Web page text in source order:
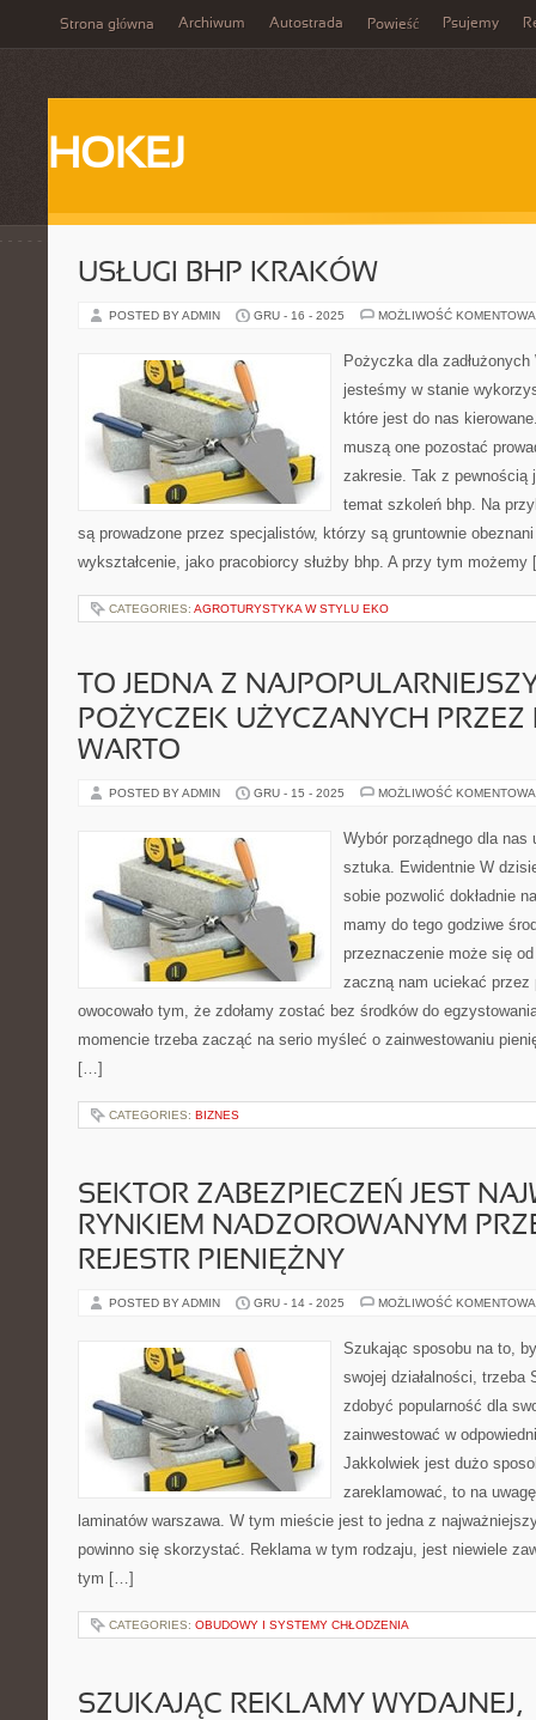
Strona główna Archiwum Autostrada Powieść Psujemy
HOKEJ
USŁUGI BHP KRAKÓW
POSTED BY ADMIN GRU - 16 - 2025 MOŻLIWOŚĆ
Pożyczka dla
jesteśmy w stanie
które jest do nas
muszą one pozostać
zakresie. Tak z pewnością
temat szkoleń bhp. Na
są prowadzone przez specjalistów, którzy są gruntownie
wykształcenie, jako pracobiorcy służby bhp. A przy tym
CATEGORIES: AGROTURYSTYKA W STYLU EKO
TO JEDNA Z
POŻYCZEK UŻYCZANYCH PRZEZ
WARTO
POSTED BY ADMIN GRU - 15 - 2025 MOŻLIWOŚĆ
Wybór porządnego dla nas
sztuka. Ewidentnie W
sobie pozwolić dokładnie
mamy do tego godziwe
przeznaczenie może się
zaczną nam uciekać przez
owocowało tym, że zdołamy zostać bez środków do
momencie trzeba zacząć na serio myśleć o zainwestowaniu
[…]
CATEGORIES: BIZNES
SEKTOR ZABEZPIECZEŃ JEST
RYNKIEM NADZOROWANYM
REJESTR PIENIĘŻNY
POSTED BY ADMIN GRU - 14 - 2025 MOŻLIWOŚĆ
Szukając sposobu na to,
swojej działalności, trzeba
zdobyć popularność dla
zainwestować w
Jakkolwiek jest dużo
zareklamować, to na
laminatów warszawa. W tym mieście jest to jedna z
powinno się skorzystać. Reklama w tym rodzaju, jest niewiele
tym […]
CATEGORIES: OBUDOWY I SYSTEMY CHŁODZENIA
SZUKAJĄC REKLAMY WYDAJNEJ,